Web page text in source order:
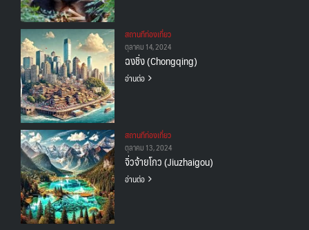
สถานทีท่องเที่ยว
ตุลาคม 14, 2024
ฉงชิ่ง (Chongqing)
อ่านต่อ
สถานทีท่องเที่ยว
ตุลาคม 13, 2024
จิ่วจ้ายโกว (Jiuzhaigou)
อ่านต่อ